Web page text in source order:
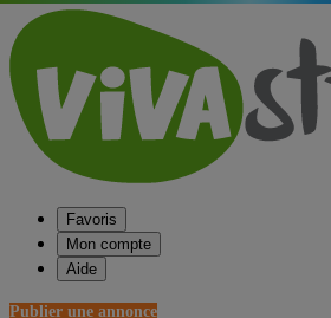
Favoris
Mon compte
Aide
Publier une annonce